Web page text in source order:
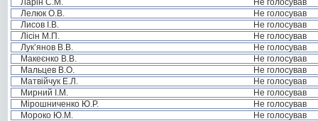
Ларін С.М.
Не голосував
Лелюк О.В.
Не голосував
Лисов І.В.
Не голосував
Лісін М.П.
Не голосував
Лук’янов В.В.
Не голосував
Макеєнко В.В.
Не голосував
Мальцев В.О.
Не голосував
Матвійчук Е.Л.
Не голосував
Мирний І.М.
Не голосував
Мірошниченко Ю.Р.
Не голосував
Мороко Ю.М.
Не голосував